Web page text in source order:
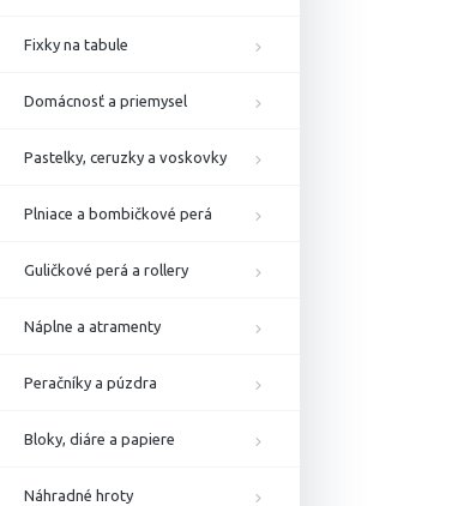
Fixky na tabule
Domácnosť a priemysel
Pastelky, ceruzky a voskovky
Plniace a bombičkové perá
Guličkové perá a rollery
Náplne a atramenty
Peračníky a púzdra
Bloky, diáre a papiere
Náhradné hroty